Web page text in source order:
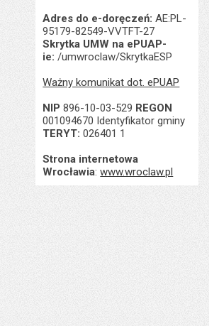
Adres do e-doręczeń: AE:PL-
95179-82549-VVTFT-27
Skrytka UMW na ePUAP-
ie: /umwroclaw/SkrytkaESP
Ważny komunikat dot. ePUAP
NIP 896-10-03-529 REGON
001094670 Identyfikator gminy
TERYT: 026401 1
Strona internetowa
Wrocławia:www.wroclaw.pl